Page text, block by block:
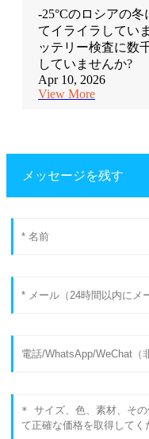
-25°Cのロシアの
てイライラしてい
ッテリー検査に数
していませんか?
Apr 10, 2026
View More
メッセージを残す